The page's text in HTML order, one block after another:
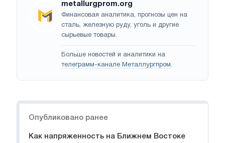
metallurgprom.org
Финансовая аналитика, прогнозы цен на
сталь, железную руду, уголь и другие
сырьевые товары.
Больше новостей и аналитики на
телеграмм-канале Металлургпром.
Опубликовано ранее
Как напряженность на Ближнем Востоке